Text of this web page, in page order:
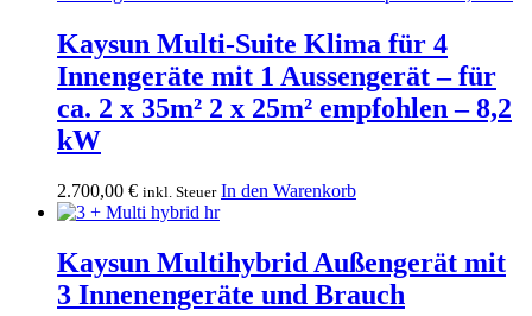
Kaysun Multi-Suite Klima für 4
Innengeräte mit 1 Aussengerät – für
ca. 2 x 35m² 2 x 25m² empfohlen – 8,2
kW
2.700,00 € inkl. Steuer In den Warenkorb
Kaysun Multihybrid Außengerät mit
3 Innenengeräte und Brauch